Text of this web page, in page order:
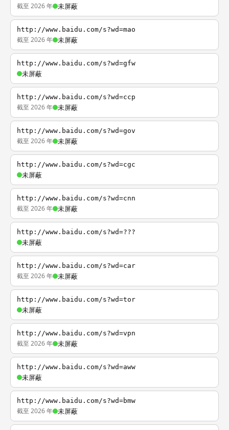
截至 2026 年 未屏蔽
http://www.baidu.com/s?wd=mao
截至 2026 年 未屏蔽
http://www.baidu.com/s?wd=gfw
未屏蔽
http://www.baidu.com/s?wd=ccp
截至 2026 年 未屏蔽
http://www.baidu.com/s?wd=gov
截至 2026 年 未屏蔽
http://www.baidu.com/s?wd=cgc
未屏蔽
http://www.baidu.com/s?wd=cnn
截至 2026 年 未屏蔽
http://www.baidu.com/s?wd=???
未屏蔽
http://www.baidu.com/s?wd=car
截至 2026 年 未屏蔽
http://www.baidu.com/s?wd=tor
未屏蔽
http://www.baidu.com/s?wd=vpn
截至 2026 年 未屏蔽
http://www.baidu.com/s?wd=aww
未屏蔽
http://www.baidu.com/s?wd=bmw
截至 2026 年 未屏蔽